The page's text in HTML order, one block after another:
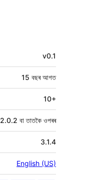
v0.1
15 বছৰআগত
10+
2.0.2 বা তাতকৈ ওপৰৰ
3.1.4
English (US)